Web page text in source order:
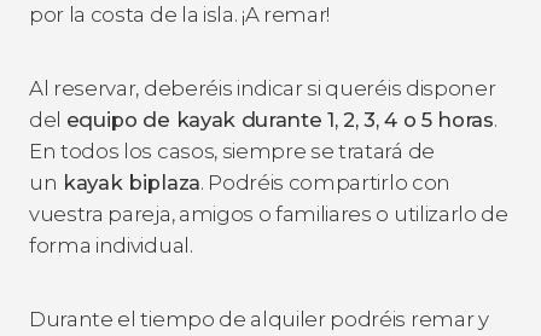
por la costa de la isla. ¡A remar!
Al reservar, deberéis indicar si queréis disponer
del equipo de kayak durante 1, 2, 3, 4 o 5 horas.
En todos los casos, siempre se tratará de
un kayak biplaza. Podréis compartirlo con
vuestra pareja, amigos o familiares o utilizarlo de
forma individual.
Durante el tiempo de alquiler podréis remar y